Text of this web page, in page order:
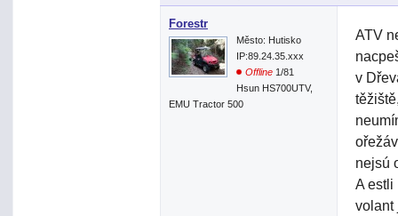
Forestr
Město: Hutisko
IP:89.24.35.xxx
Offline 1/81
Hsun HS700UTV,
EMU Tractor 500
ATV
v
nejsú
A estli
volant